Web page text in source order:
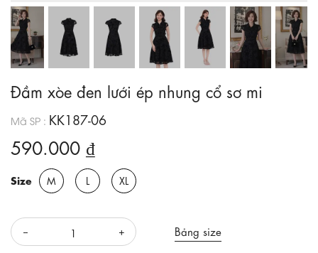
Đầm xòe đen lưới ép nhung cổ sơ mi
Mã SP : KK187-06
590.000 ₫
Size M L XL
Bảng size